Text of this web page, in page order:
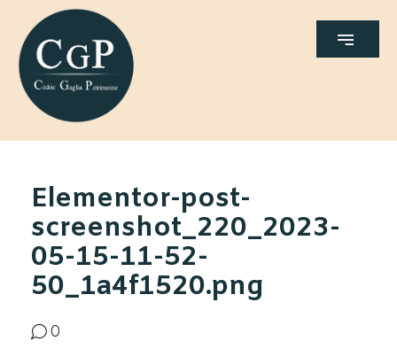
Elementor-post-
screenshot_220_2023-
05-15-11-52-
50_1a4f1520.png
0